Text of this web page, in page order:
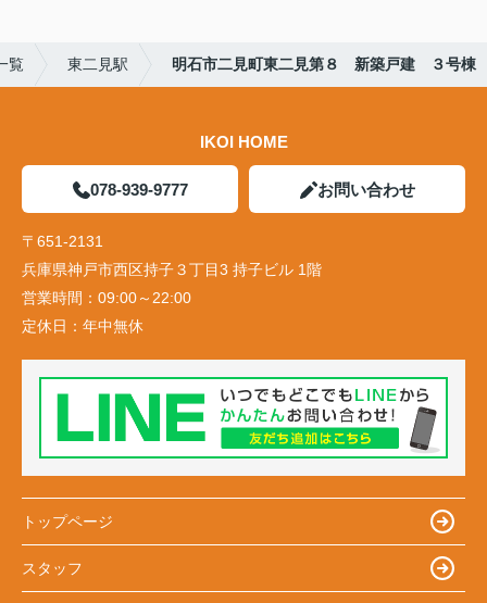
覧 東二見駅 明石市二見町東二見第８ 新築戸建 ３号棟
IKOI HOME
078-939-9777 お問い合わせ
〒651-2131
兵庫県神戸市西区持子３丁目3 持子ビル 1階
営業時間： 09:00～22:00
定休日： 年中無休
トップページ
スタッフ